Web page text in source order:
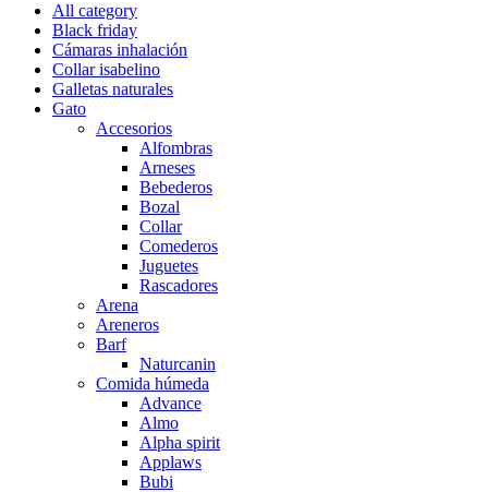
All category
Black friday
Cámaras inhalación
Collar isabelino
Galletas naturales
Gato
Accesorios
Alfombras
Arneses
Bebederos
Bozal
Collar
Comederos
Juguetes
Rascadores
Arena
Areneros
Barf
Naturcanin
Comida húmeda
Advance
Almo
Alpha spirit
Applaws
Bubi